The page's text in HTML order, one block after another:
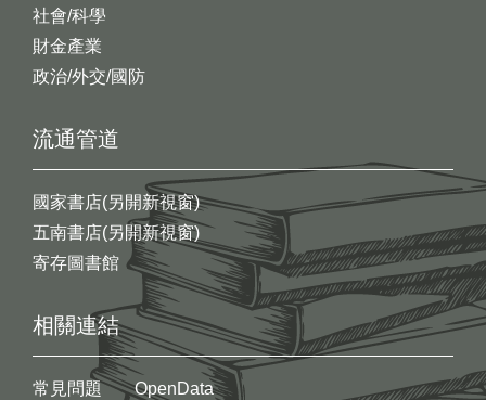
社會/科學
財金產業
政治/外交/國防
流通管道
國家書店(另開新視窗)
五南書店(另開新視窗)
寄存圖書館
相關連結
常見問題
OpenData